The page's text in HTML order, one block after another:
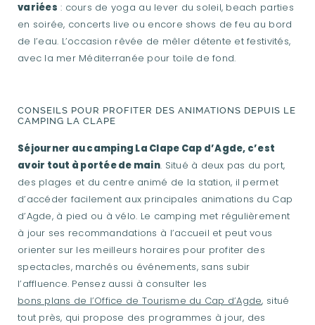
variées : cours de yoga au lever du soleil, beach parties
en soirée, concerts live ou encore shows de feu au bord
de l’eau. L’occasion rêvée de mêler détente et festivités,
avec la mer Méditerranée pour toile de fond.
CONSEILS POUR PROFITER DES ANIMATIONS DEPUIS LE
CAMPING LA CLAPE
Séjourner au camping La Clape Cap d’Agde, c’est
avoir tout à portée de main. Situé à deux pas du port,
des plages et du centre animé de la station, il permet
d’accéder facilement aux principales animations du Cap
d’Agde, à pied ou à vélo. Le camping met régulièrement
à jour ses recommandations à l’accueil et peut vous
orienter sur les meilleurs horaires pour profiter des
spectacles, marchés ou événements, sans subir
l’affluence. Pensez aussi à consulter les
bons plans de l’Office de Tourisme du Cap d’Agde, situé
tout près, qui propose des programmes à jour, des